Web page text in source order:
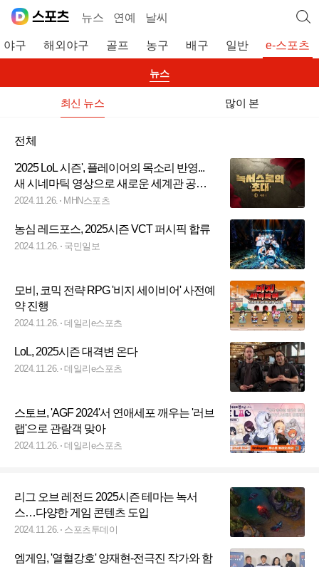
뉴스 연예 날씨
야구 해외야구 골프 농구 배구 일반 e-스포츠
뉴스
최신 뉴스 많이 본
전체
'2025 LoL 시즌', 플레이어의 목소리 반영...
새 시네마틱 영상으로 새로운 세계관 공개
예정
2024.11.26. MHN스포츠
농심 레드포스, 2025시즌 VCT 퍼시픽 합류
2024.11.26. 국민일보
모비, 코믹 전략 RPG '비지 세이비어' 사전예
약 진행
2024.11.26. 데일리e스포츠
LoL, 2025시즌 대격변 온다
2024.11.26. 데일리e스포츠
스토브, 'AGF 2024'서 연애세포 깨우는 '러브
랩'으로 관람객 맞아
2024.11.26. 데일리e스포츠
리그 오브 레전드 2025시즌 테마는 녹서
스…다양한 게임 콘텐츠 도입
2024.11.26. 스포츠투데이
엠게임, '열혈강호' 양재현-전극진 작가와 함